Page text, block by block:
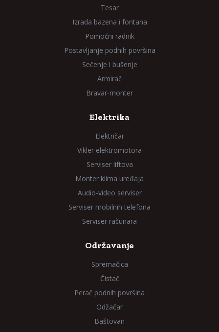
Tesar
Izrada bazena i fontana
Pomoćni radnik
Postavljanje podnih površina
Sečenje i bušenje
Armirač
Bravar-monter
Elektrika
Električar
Vikler elektromotora
Serviser liftova
Monter klima uređaja
Audio-video serviser
Serviser mobilnih telefona
Serviser računara
Održavanje
Spremačica
Čistač
Perač podnih površina
Odžačar
Baštovan